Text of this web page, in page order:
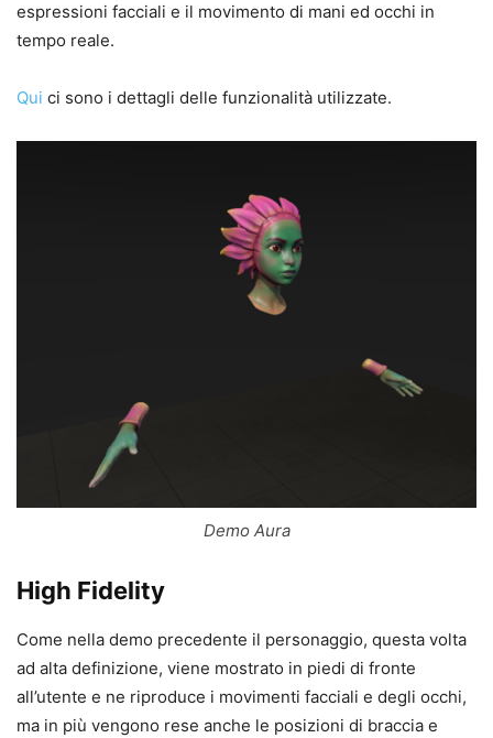
espressioni facciali e il movimento di mani ed occhi in
tempo reale.
Qui ci sono i dettagli delle funzionalità utilizzate.
Demo Aura
High Fidelity
Come nella demo precedente il personaggio, questa volta
ad alta definizione, viene mostrato in piedi di fronte
all’utente e ne riproduce i movimenti facciali e degli occhi,
ma in più vengono rese anche le posizioni di braccia e